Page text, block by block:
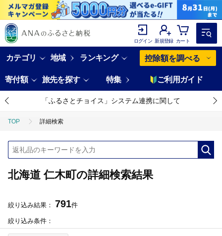
ログイン 新規登録 カート
カテゴリ 地域 ランキング 控除額を調べる
寄付額 旅先を探す 特集 ご利用ガイド
「ふるさとチョイス」システム連携に関して
TOP 詳細検索
北海道 仁木町の詳細検索結果
絞り込み結果： 791件
絞り込み条件：